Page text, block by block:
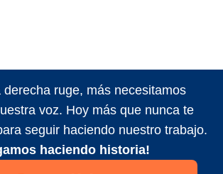
derecha ruge, más necesitamos
voz. Hoy más que nunca te
seguir haciendo nuestro trabajo.
haciendo historia!